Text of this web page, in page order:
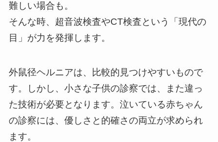
難しい場合も。
そんな時、超音波検査やCT検査という「現代の
目」が力を発揮します。
外鼠径ヘルニアは、比較的見つけやすいもので
す。しかし、小さな子供の診察では、また違っ
た技術が必要となります。泣いている赤ちゃん
の診察には、優しさと的確さの両立が求められ
ます。